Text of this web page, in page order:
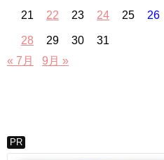
21 22 23 24 25 26
28 29 30
31
« 7月
9月 »
PR